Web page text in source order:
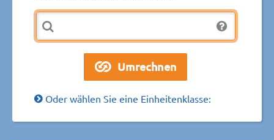
Oder wählen Sie eine Einheitenklasse: